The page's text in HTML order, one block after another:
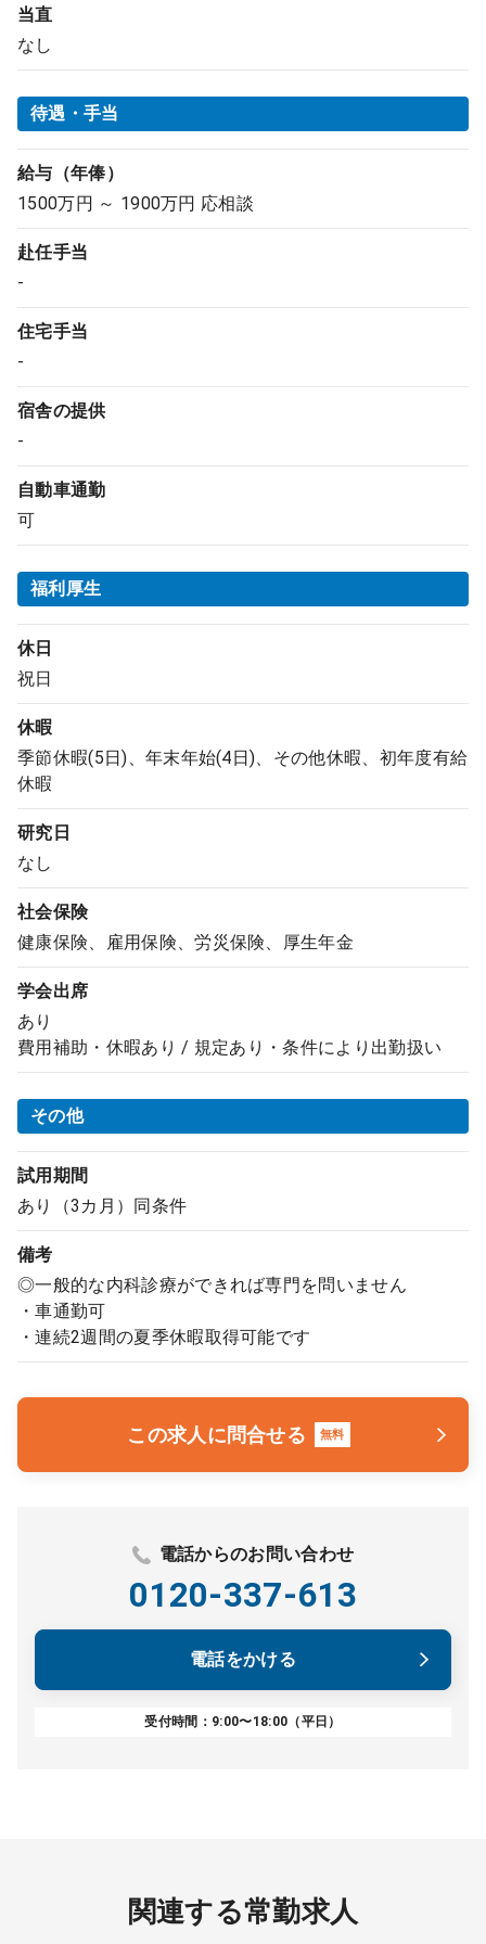
当直
なし
待遇・手当
給与（年俸）
1500万円 ～ 1900万円 応相談
赴任手当
-
住宅手当
-
宿舎の提供
-
自動車通勤
可
福利厚生
休日
祝日
休暇
季節休暇(5日)、年末年始(4日)、その他休暇、初年度有給
休暇
研究日
なし
社会保険
健康保険、雇用保険、労災保険、厚生年金
学会出席
あり
費用補助・休暇あり / 規定あり・条件により出勤扱い
その他
試用期間
あり（3カ月）同条件
備考
◎一般的な内科診療ができれば専門を問いません
・車通勤可
・連続2週間の夏季休暇取得可能です
この求人に問合せる 無料
電話からのお問い合わせ
0120-337-613
電話をかける
受付時間：9:00〜18:00（平日）
関連する常勤求人